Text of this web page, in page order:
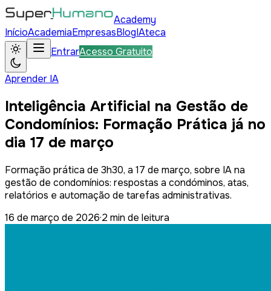
Academy
InícioAcademiaEmpresasBlogIAteca
EntrarAcesso Gratuito
Aprender IA
Inteligência Artificial na Gestão de
Condomínios: Formação Prática já no
dia 17 de março
Formação prática de 3h30, a 17 de março, sobre IA na
gestão de condomínios: respostas a condóminos, atas,
relatórios e automação de tarefas administrativas.
16 de março de 2026·2 min de leitura